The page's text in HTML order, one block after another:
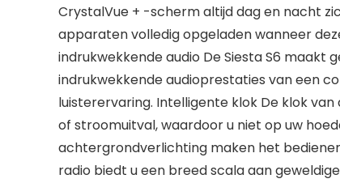
CrystalVue + -scherm altijd dag en nacht
apparaten volledig opgeladen wanneer
indrukwekkende audio De Siesta S6
indrukwekkende audioprestaties van een
luisterervaring. Intelligente klok De klok
of stroomuitval, waardoor u niet op uw
achtergrondverlichting maken het
radio biedt u een breed scala aan